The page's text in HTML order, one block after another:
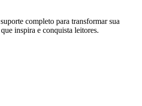
completo para transformar sua
inspira e conquista leitores.